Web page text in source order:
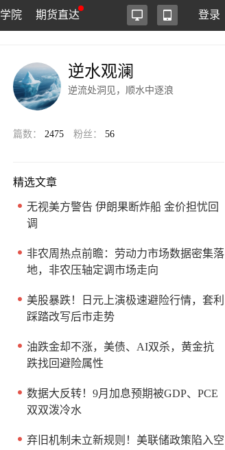
学院 期货直达 登录
逆水观澜
逆流处洞见，顺水中逐浪
篇数： 2475 粉丝： 56
精选文章
无视美方警告 伊朗果断炸船 金价担忧回
调
非农周热点前瞻：劳动力市场数据密集落
地，非农压轴定调市场走向
美股暴跌！日元上演极速避险行情，套利
踩踏改写后市走势
油跌金却不涨，美债、AI双杀，黄金抗
跌找回避险属性
数据大反转！9月加息预期被GDP、PCE
双双泼冷水
弃旧机制未立新规则！美联储政策陷入空